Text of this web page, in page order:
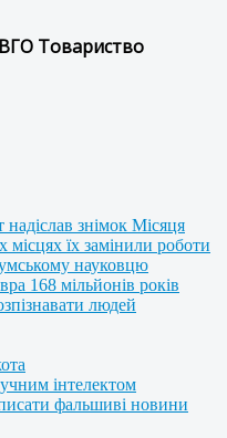
ВГО Товариство
надіслав знімок Місяця
їх замінили роботи
науковцю
168 мільйонів років
людей
інтелектом
фальшиві новини